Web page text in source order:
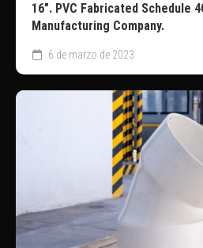
16″. PVC Fabricated Schedule
Manufacturing Company.
6 de marzo de 2023